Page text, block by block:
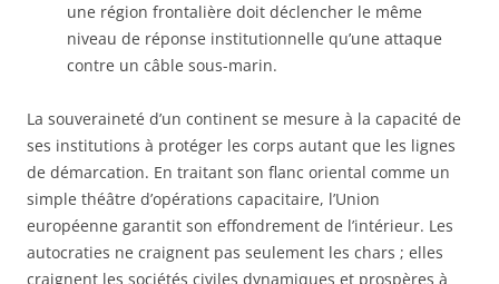
une région frontalière doit déclencher le même
niveau de réponse institutionnelle qu’une attaque
contre un câble sous-marin.
La souveraineté d’un continent se mesure à la capacité de
ses institutions à protéger les corps autant que les lignes
de démarcation. En traitant son flanc oriental comme un
simple théâtre d’opérations capacitaire, l’Union
européenne garantit son effondrement de l’intérieur. Les
autocraties ne craignent pas seulement les chars ; elles
craignent les sociétés civiles dynamiques et prospères à